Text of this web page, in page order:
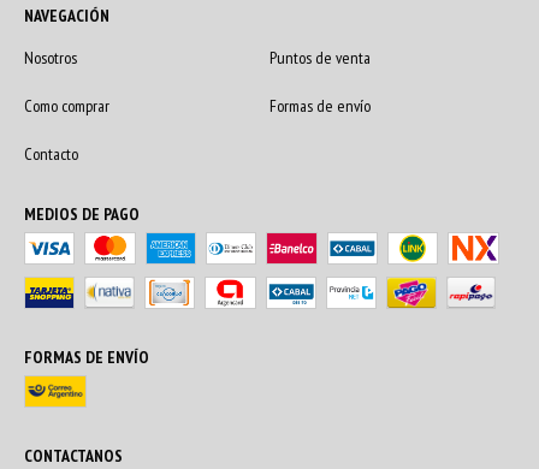
NAVEGACIÓN
Nosotros
Puntos de venta
Como comprar Formas de envío
Contacto
MEDIOS DE PAGO
FORMAS DE ENVÍO
CONTACTANOS